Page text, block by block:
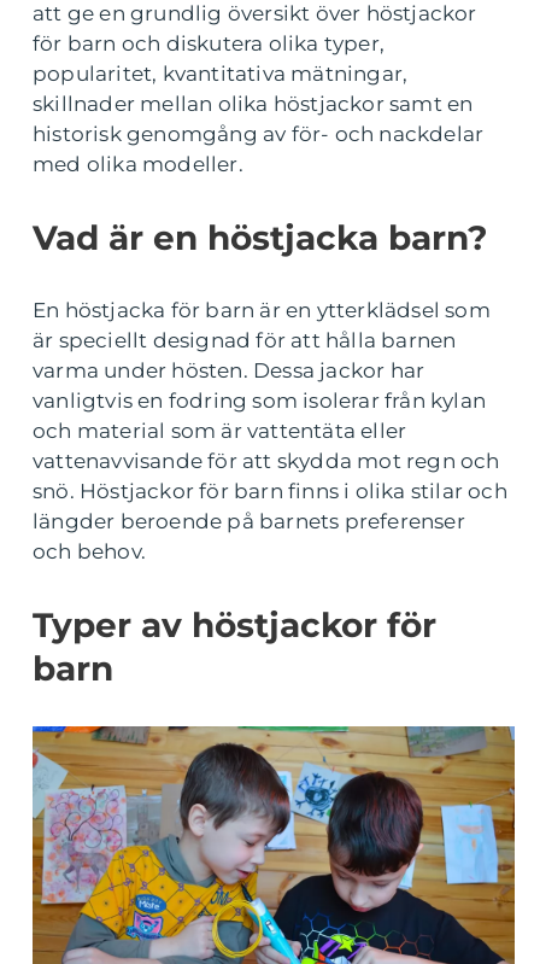
att ge en grundlig översikt över höstjackor
för barn och diskutera olika typer,
popularitet, kvantitativa mätningar,
skillnader mellan olika höstjackor samt en
historisk genomgång av för- och nackdelar
med olika modeller.
Vad är en höstjacka barn?
En höstjacka för barn är en ytterklädsel som
är speciellt designad för att hålla barnen
varma under hösten. Dessa jackor har
vanligtvis en fodring som isolerar från kylan
och material som är vattentäta eller
vattenavvisande för att skydda mot regn och
snö. Höstjackor för barn finns i olika stilar och
längder beroende på barnets preferenser
och behov.
Typer av höstjackor för
barn